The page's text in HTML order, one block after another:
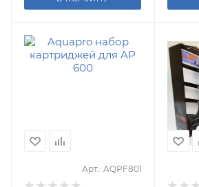
Арт.: AQPF801